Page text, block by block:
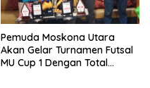
Pemuda Moskona Utara
Akan Gelar Turnamen Futsal
MU Cup 1 Dengan Total